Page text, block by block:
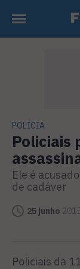
POLÍCIA
Policiais
Ele é
de cadáver
25 junho
Policiais da